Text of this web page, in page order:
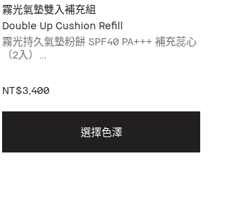
霧光氣墊雙入補充組
Double Up Cushion Refill
霧光持久氣墊粉餅 SPF40 PA+++ 補充蕊心
（2入）
號，並加入購物車。請於下方挑選色號。
NT$3,400
選擇色澤